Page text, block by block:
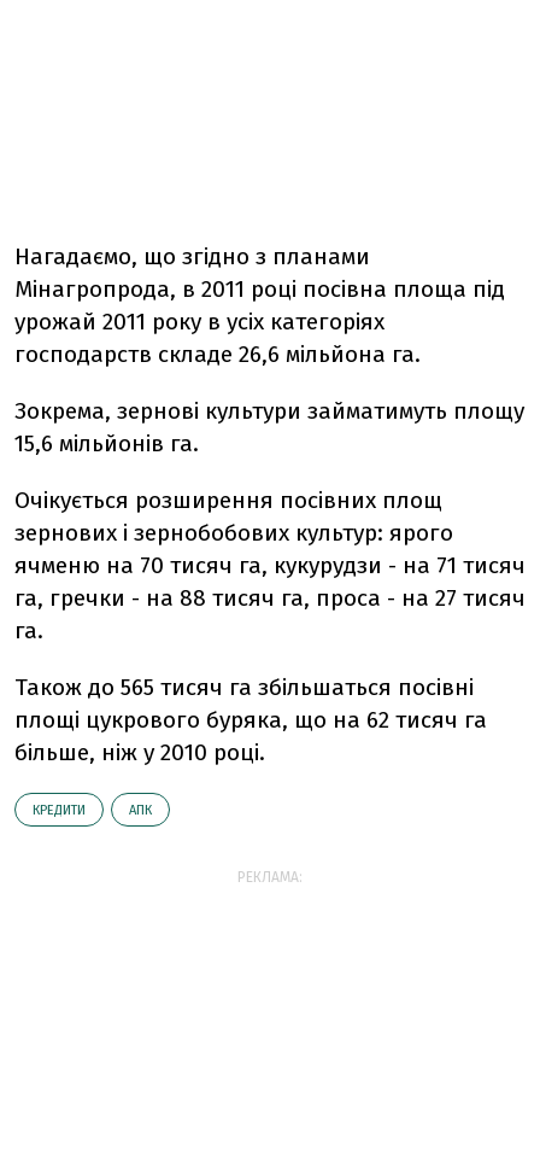
Нагадаємо, що згідно з планами
Мінагропрода, в 2011 році посівна площа під
урожай 2011 року в усіх категоріях
господарств складе 26,6 мільйона га.
Зокрема, зернові культури займатимуть площу
15,6 мільйонів га.
Очікується розширення посівних площ
зернових і зернобобових культур: ярого
ячменю на 70 тисяч га, кукурудзи - на 71 тисяч
га, гречки - на 88 тисяч га, проса - на 27 тисяч
га.
Також до 565 тисяч га збільшаться посівні
площі цукрового буряка, що на 62 тисяч га
більше, ніж у 2010 році.
КРЕДИТИ АПК
РЕКЛАМА: